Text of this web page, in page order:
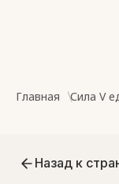
Главная Сила V
Назад к